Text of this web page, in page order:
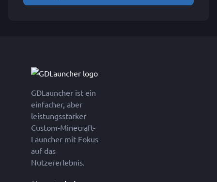
GDLauncher ist ein
einfacher, aber
leistungsstarker
Custom-Minecraft-
Launcher mit Fokus
auf das
Nutzererlebnis.